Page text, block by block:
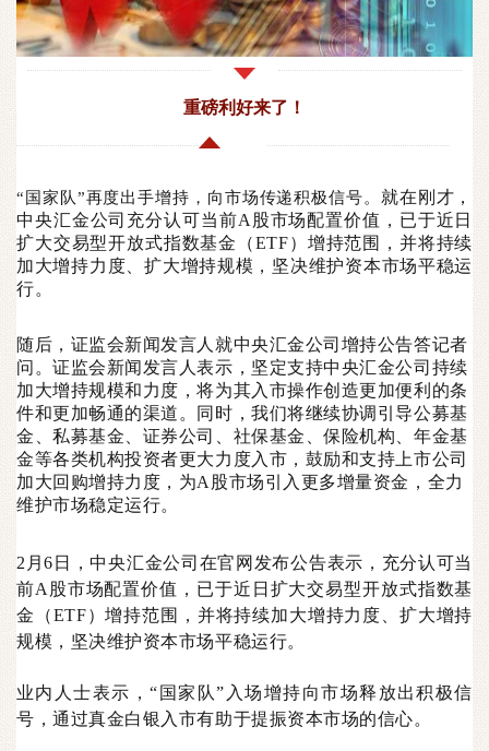
重磅利好来了！
“国家队”再度出手增持，向市场传递积极信号。 就在刚才，
中央汇金公司充分认可当前A股市场配置价值，已于近日
扩大交易型开放式指数基金（ETF）增持范围，并将持续
加大增持力度、扩大增持规模，坚决维护资本市场平稳运
行。
随后，证监会新闻发言人就中央汇金公司增持公告答记者
问。证监会新闻发言人表示，坚定支持中央汇金公司持续
加大增持规模和力度，将为其入市操作创造更加便利的条
件和更加畅通的渠道。同时，我们将继续协调引导公募基
金、私募基金、证券公司、社保基金、保险机构、年金基
金等各类机构投资者更大力度入市，鼓励和支持上市公司
加大回购增持力度，为A股市场引入更多增量资金，全力
维护市场稳定运行。
2月6日，中央汇金公司在官网发布公告表示，充分认可当
前A股市场配置价值，已于近日扩大交易型开放式指数基
金（ETF）增持范围，并将持续加大增持力度、扩大增持
规模，坚决维护资本市场平稳运行。
业内人士表示，“国家队”入场增持向市场释放出积极信
号，通过真金白银入市有助于提振资本市场的信心。